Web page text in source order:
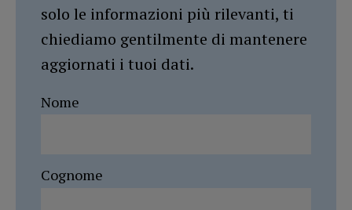
solo le informazioni più rilevanti, ti
chiediamo gentilmente di mantenere
aggiornati i tuoi dati.
Nome
Cognome